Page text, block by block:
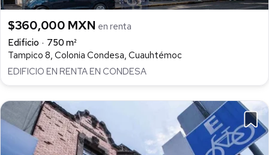
$360,000 MXN en renta
Edificio
750 m²
Tampico 8, Colonia Condesa, Cuauhtémoc
EDIFICIO EN RENTA EN CONDESA